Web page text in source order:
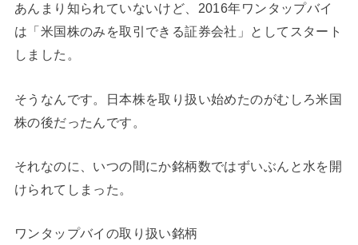
あんまり知られていないけど、2016年ワンタップバイ
は「米国株のみを取引できる証券会社」としてスタート
しました。
そうなんです。日本株を取り扱い始めたのがむしろ米国
株の後だったんです。
それなのに、いつの間にか銘柄数ではずいぶんと水を開
けられてしまった。
ワンタップバイの取り扱い銘柄